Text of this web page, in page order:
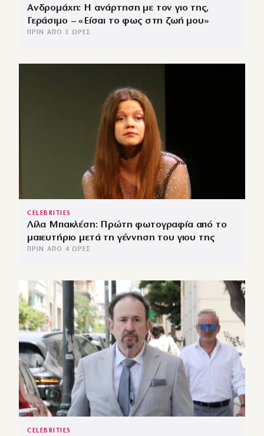
Ανδρομάχη: Η ανάρτηση με τον γιο της,
Γεράσιμο – «Είσαι το φως στη ζωή μου»
ΠΡΙΝ ΑΠΌ 3 ΏΡΕΣ
CELEBRITIES
Λίλα Μπακλέση: Πρώτη φωτογραφία από το
μαιευτήριο μετά τη γέννηση του γιου της
ΠΡΙΝ ΑΠΌ 4 ΏΡΕΣ
CELEBRITIES